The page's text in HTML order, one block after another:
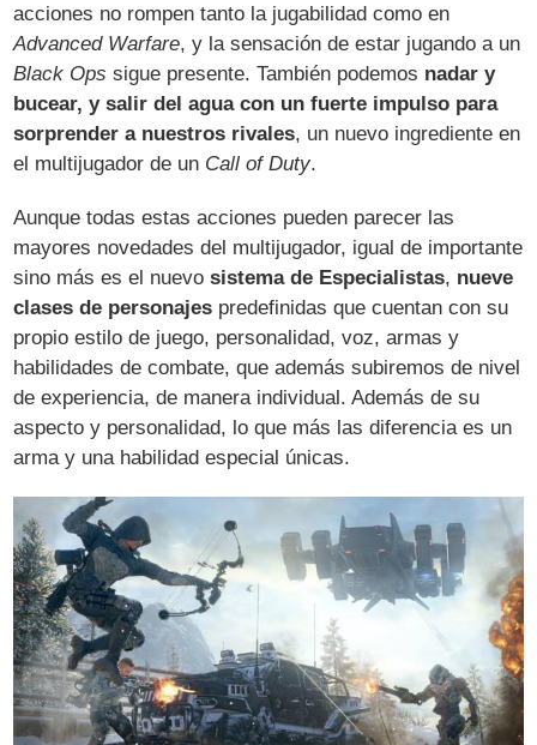
acciones no rompen tanto la jugabilidad como en
Advanced Warfare, y la sensación de estar jugando a un
Black Ops sigue presente. También podemos nadar y
bucear, y salir del agua con un fuerte impulso para
sorprender a nuestros rivales, un nuevo ingrediente en
el multijugador de un Call of Duty.
Aunque todas estas acciones pueden parecer las
mayores novedades del multijugador, igual de importante
sino más es el nuevosistema de Especialistas, nueve
clases de personajes predefinidas que cuentan con su
propio estilo de juego, personalidad, voz, armas y
habilidades de combate, que además subiremos de nivel
de experiencia, de manera individual. Además de su
aspecto y personalidad, lo que más las diferencia es un
arma y una habilidad especial únicas.